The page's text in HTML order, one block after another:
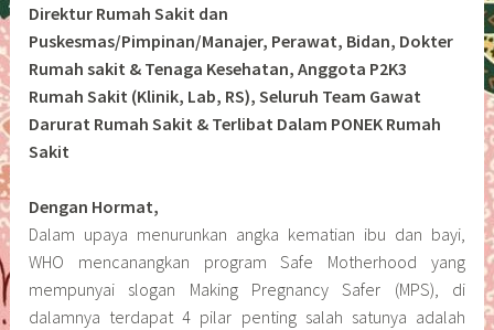
Direktur Rumah Sakit dan
Puskesmas/Pimpinan/Manajer, Perawat, Bidan, Dokter
Rumah sakit & Tenaga Kesehatan, Anggota P2K3
Rumah Sakit (Klinik, Lab, RS), Seluruh Team Gawat
Darurat Rumah Sakit & Terlibat Dalam PONEK Rumah
Sakit
Dengan Hormat,
Dalam upaya menurunkan angka kematian ibu dan bayi,
WHO mencanangkan program Safe Motherhood yang
mempunyai slogan Making Pregnancy Safer (MPS), di
dalamnya terdapat 4 pilar penting salah satunya adalah